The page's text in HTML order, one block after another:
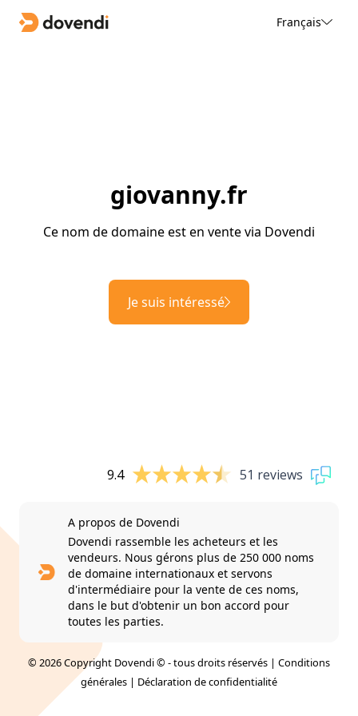
Français
giovanny.fr
Ce nom de domaine est en vente via Dovendi
Je suis intéressé
9.4 51 reviews
A propos de Dovendi
Dovendi rassemble les acheteurs et les
vendeurs. Nous gérons plus de 250 000 noms
de domaine internationaux et servons
d'intermédiaire pour la vente de ces noms,
dans le but d'obtenir un bon accord pour
toutes les parties.
© 2026 Copyright Dovendi © - tous droits réservés | Conditions
générales | Déclaration de confidentialité